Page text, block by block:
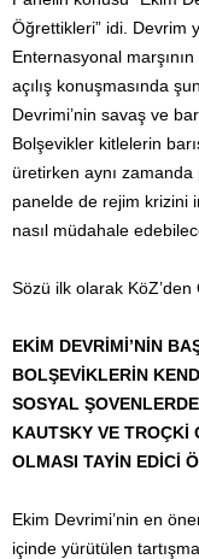
Öğrettikleri” idi. Devrim
Enternasyonal
açılış konuşmasında
Devrimi’nin savaş ve
Bolşevikler kitlelerin
üretirken aynı
panelde de rejim krizini
nasıl müdahale
Sözü ilk olarak KöZ’den
EKİM DEVRİMİ’NİN
BOLŞEVİKLERİN
SOSYAL
KAUTSKY VE TROÇKİ
OLMASI TAYİN EDİCİ
Ekim Devrimi’nin en
içinde yürütülen